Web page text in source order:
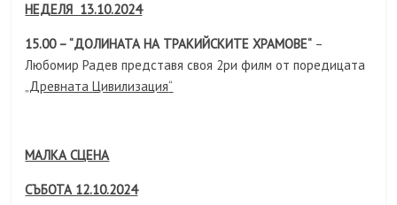
НЕДЕЛЯ 13.10.2024
15.00 – “ДОЛИНАТА НА ТРАКИЙСКИТЕ ХРАМОВЕ“ –
Любомир Радев представя своя 2ри филм от поредицата
„Древната Цивилизация“
МАЛКА СЦЕНА
СЪБОТА 12.10.2024